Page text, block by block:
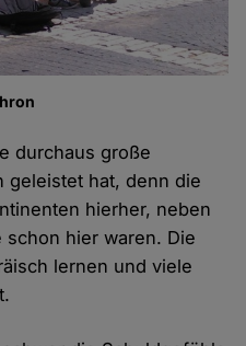
durchaus große
geleistet hat, denn die
hierher, neben
hier waren. Die
lernen und viele